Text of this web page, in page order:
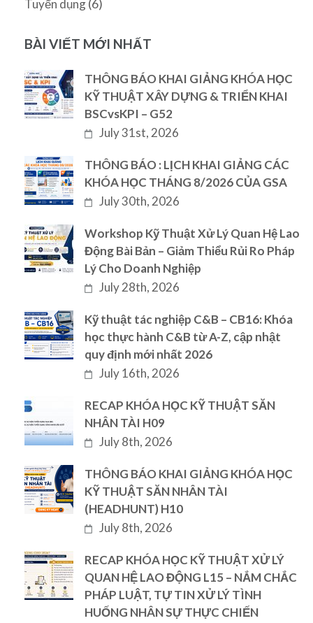
Tuyển dụng(6)
BÀI VIẾT MỚI NHẤT
THÔNG BÁO KHAI GIẢNG KHÓA HỌC
KỸ THUẬT XÂY DỰNG & TRIỂN KHAI
BSCvsKPI – G52
July 31st, 2026
THÔNG BÁO : LỊCH KHAI GIẢNG CÁC
KHÓA HỌC THÁNG 8/2026 CỦA GSA
July 30th, 2026
Workshop Kỹ Thuật Xử Lý Quan Hệ Lao
Động Bài Bản – Giảm Thiểu Rủi Ro Pháp
Lý Cho Doanh Nghiệp
July 28th, 2026
Kỹ thuật tác nghiệp C&B – CB16: Khóa
học thực hành C&B từ A-Z, cập nhật
quy định mới nhất 2026
July 16th, 2026
RECAP KHÓA HỌC KỸ THUẬT SĂN
NHÂN TÀI H09
July 8th, 2026
THÔNG BÁO KHAI GIẢNG KHÓA HỌC
KỸ THUẬT SĂN NHÂN TÀI
(HEADHUNT) H10
July 8th, 2026
RECAP KHÓA HỌC KỸ THUẬT XỬ LÝ
QUAN HỆ LAO ĐỘNG L15 – NẮM CHẮC
PHÁP LUẬT, TỰ TIN XỬ LÝ TÌNH
HUỐNG NHÂN SỰ THỰC CHIẾN